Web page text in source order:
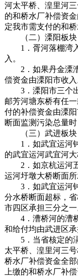
河太平桥、湟里河
的和桥水厂补偿资
定我市需支付的和
（二）溧阳板块
1．胥河落棚湾入
入。
2．如果丹金溧漕
偿资金由溧阳市收入
3．溧阳市三个出
邮芳河塘东桥有任
付的补偿资金由溧
断面监测污染总量
（三）武进板块
1．如武宜运河钟
的武宜运河武宜河
2．如京杭运河五
运河圩墩大桥断面
3．如武宜运河钟
分水桥断面超标，
市四区承担三分之一
4．漕桥河的漕桥
和给付均由武进区承
5．当省核定的滆
太平桥、湟里河三
桥水厂补偿资金全
上缴的和桥水厂补